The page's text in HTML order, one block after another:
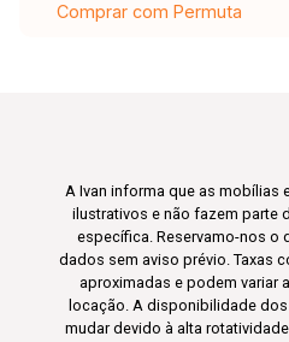
Comprar com Permuta
A Ivan informa que as mobílias
ilustrativos e não fazem parte
específica. Reservamo-nos o
dados sem aviso prévio. Taxas
aproximadas e podem variar
locação. A disponibilidade
mudar devido à alta